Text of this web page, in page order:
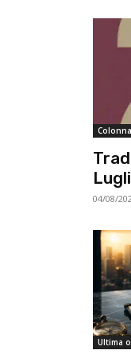
Colonna
04/08/
Ultima